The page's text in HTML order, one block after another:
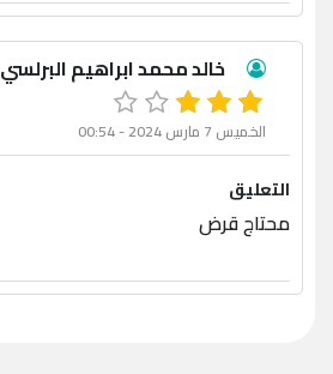
خالد محمد ابراهيم البرلسي
الخميس 7 مارس 2024 - 00:54
التعليق
محتاج قرض